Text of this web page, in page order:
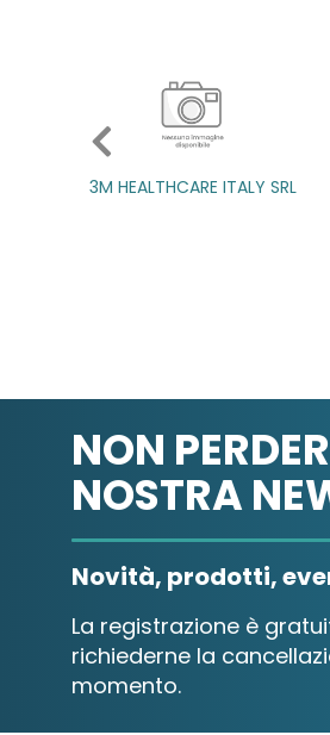
3M ITALIA
NON
NOSTRA
Novità, prodotti,
La registrazione è
richiederne la
momento.